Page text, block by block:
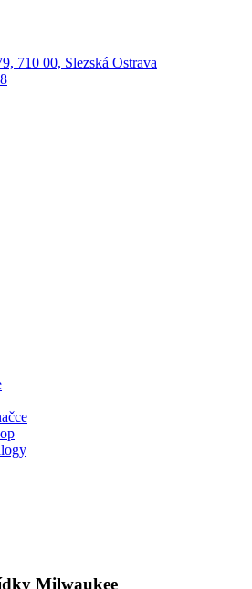
710 00, Slezská Ostrava
Milwaukee